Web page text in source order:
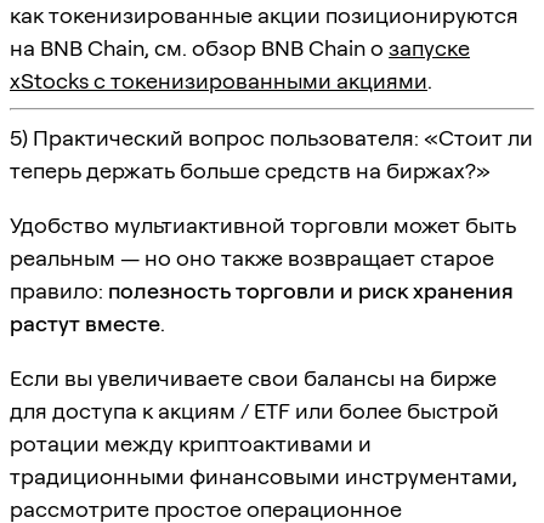
как токенизированные акции позиционируются
на BNB Chain, см. обзор BNB Chain о запуске
xStocks с токенизированными акциями.
5) Практический вопрос пользователя: «Стоит ли
теперь держать больше средств на биржах?»
Удобство мультиактивной торговли может быть
реальным — но оно также возвращает старое
правило: полезность торговли и риск хранения
растут вместе.
Если вы увеличиваете свои балансы на бирже
для доступа к акциям / ETF или более быстрой
ротации между криптоактивами и
традиционными финансовыми инструментами,
рассмотрите простое операционное